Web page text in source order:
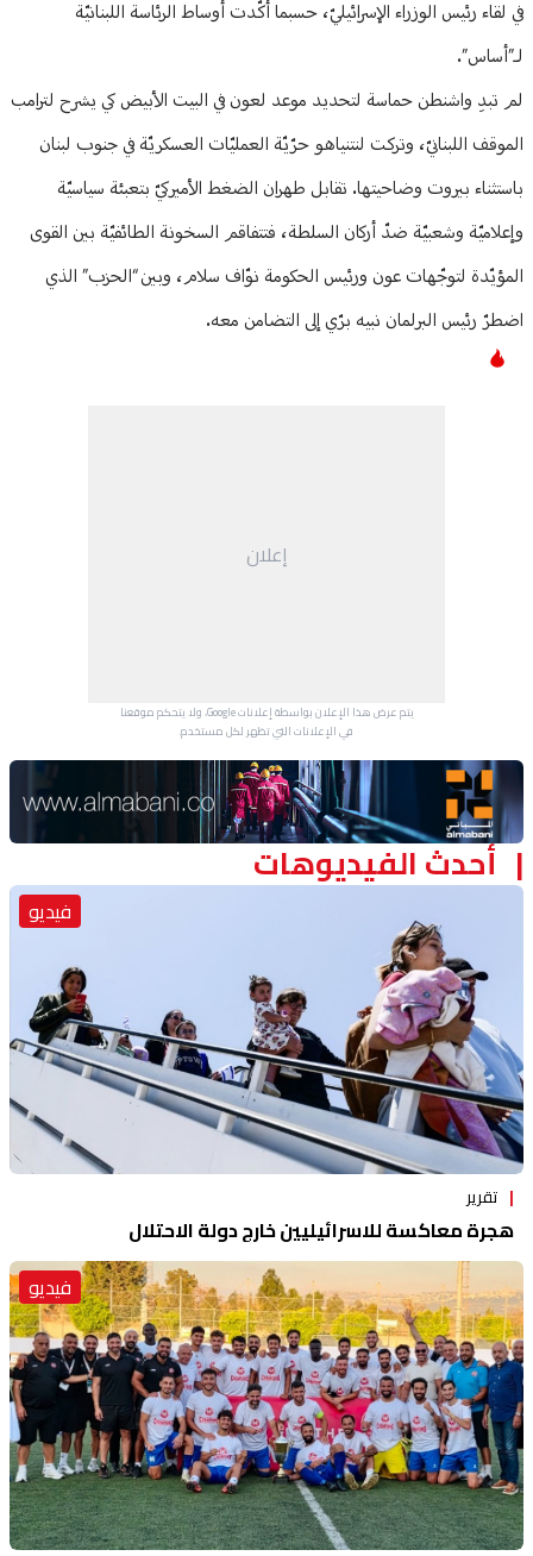
في لقاء رئيس الوزراء الإسرائيليّ، حسبما أكّدت أوساط الرئاسة اللبنانيّة
لـ”أساس”.
لم تبدِ واشنطن حماسة لتحديد موعد لعون في البيت الأبيض كي يشرح لترامب
الموقف اللبنانيّ، وتركت لنتنياهو حرّيّة العمليّات العسكريّة في جنوب لبنان
باستثناء بيروت وضاحيتها. تقابل طهران الضغط الأميركيّ بتعبئة سياسيّة
وإعلاميّة وشعبيّة ضدّ أركان السلطة، فتتفاقم السخونة الطائفيّة بين القوى
المؤيّدة لتوجّهات عون ورئيس الحكومة نوّاف سلام، وبين “الحزب” الذي
اضطرّ رئيس البرلمان نبيه برّي إلى التضامن معه.
إعلان
يتم عرض هذا الإعلان بواسطة إعلانات Google، ولا يتحكم موقعنا
في الإعلانات التي تظهر لكل مستخدم.
Advertisement Section
أحدث الفيديوهات
فيديو
تقرير
هجرة معاكسة للاسرائيليين خارج دولة الاحتلال
فيديو